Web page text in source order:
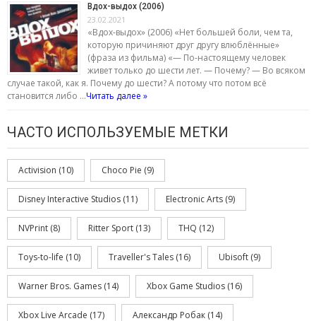
Вдох-выдох (2006)
23.02.2021
«Вдох-выдох» (2006) «Нет большей боли, чем та,
которую причиняют друг другу влюблённые»
(фраза из фильма) «— По-настоящему человек
живет только до шести лет. — Почему? — Во всяком
случае такой, как я. Почему до шести? А потому что потом всё
становится либо …Читать далее »
ЧАСТО ИСПОЛЬЗУЕМЫЕ МЕТКИ
Activision (10) Choco Pie (9)
Disney Interactive Studios (11) Electronic Arts (9)
NVPrint (8) Ritter Sport (13) THQ (12)
Toys-to-life (10) Traveller's Tales (16) Ubisoft (9)
Warner Bros. Games (14) Xbox Game Studios (16)
Xbox Live Arcade (17) Александр Робак (14)